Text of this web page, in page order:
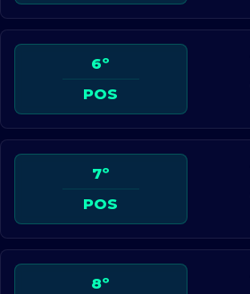
6º
POS
7º
POS
8º